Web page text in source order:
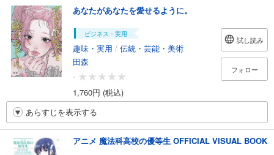
あなたがあなたを愛せるように。
ビジネス・実用
趣味・実用 / 伝統・芸能・美術
田森
-
1,760円 (税込)
試し読み
フォロー
あらすじを表示する
アニメ 魔法科高校の優等生 OFFICIAL VISUAL BOOK